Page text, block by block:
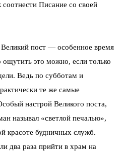
Писание со своей
Великий пост — особенное время
это можно, если только
Ведь по субботам и
те же самые
настрой Великого поста,
называл «светлой печалью»,
красоте будничных служб.
два раза прийти в храм на